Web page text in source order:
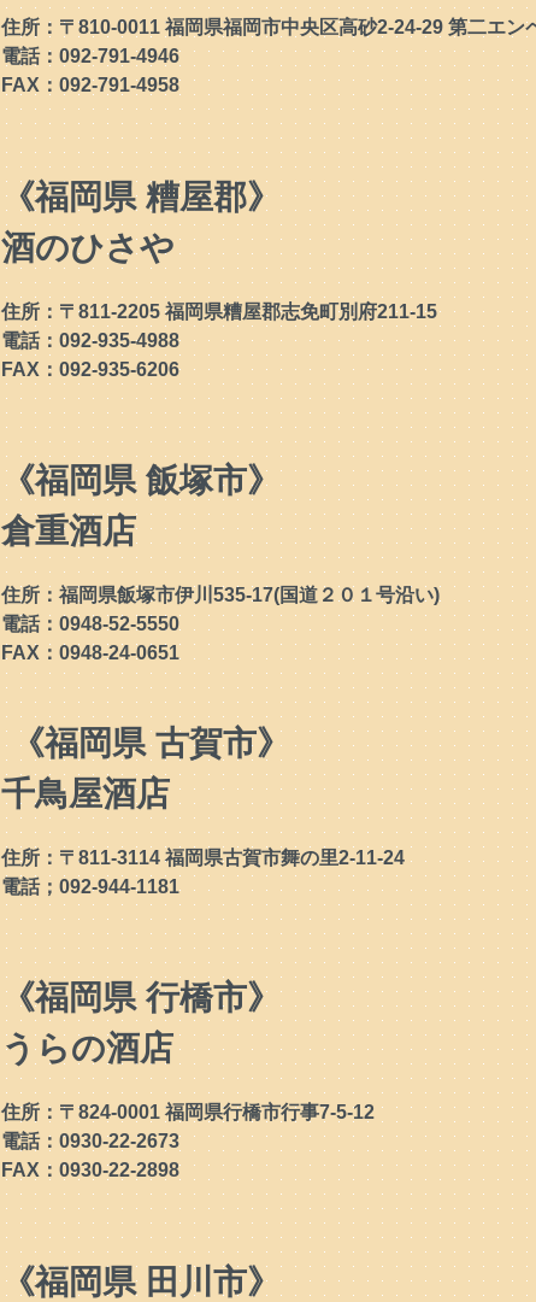
住所：〒810-0011 福岡県福岡市中央区高砂2-24-29 第二エン
電話：092-791-4946
FAX：092-791-4958
《福岡県 糟屋郡》
酒のひさや
住所：〒811-2205 福岡県糟屋郡志免町別府211-15
電話：092-935-4988
FAX：092-935-6206
《福岡県 飯塚市》
倉重酒店
住所：福岡県飯塚市伊川535-17(国道２０１号沿い)
電話：0948-52-5550
FAX：0948-24-0651
《福岡県 古賀市》
千鳥屋酒店
住所：〒811-3114 福岡県古賀市舞の里2-11-24
電話；092-944-1181
《福岡県 行橋市》
うらの酒店
住所：〒824-0001 福岡県行橋市行事7-5-12
電話：0930-22-2673
FAX：0930-22-2898
《福岡県 田川市》